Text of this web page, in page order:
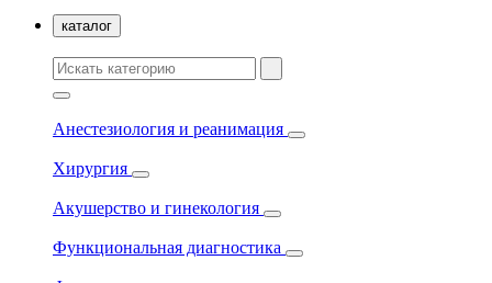
каталог
Анестезиология и реанимация
Хирургия
Акушерство и гинекология
Функциональная диагностика